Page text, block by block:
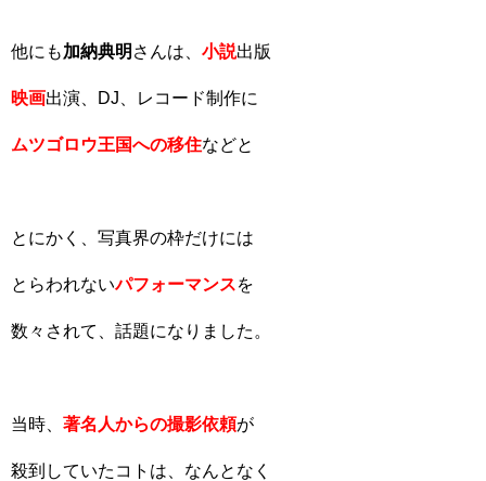
他にも加納典明 さんは、 小説出版
映画出演、DJ、レコード制作に
ムツゴロウ王国への移住などと
とにかく、写真界の枠だけには
とらわれないパフォーマンスを
数々されて、話題になりました。
当時、 著名人からの撮影依頼が
殺到していたコトは、なんとなく